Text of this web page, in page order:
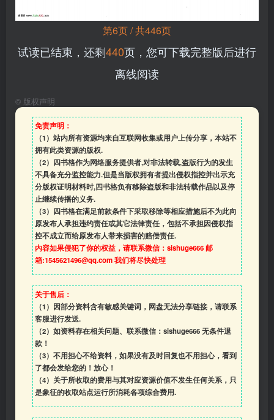
第6页 / 共446页
试读已结束，还剩440页，您可下载完整版后进行
离线阅读
© 版权声明
免责声明：
（1）站内所有资源均来自互联网收集或用户上传分享，本站不
拥有此类资源的版权.
（2）四书格作为网络服务提供者,对非法转载,盗版行为的发生
不具备充分监控能力.但是当版权拥有者提出侵权指控并出示充
分版权证明材料时,四书格负有移除盗版和非法转载作品以及停
止继续传播的义务.
（3）四书格在满足前款条件下采取移除等相应措施后不为此向
原发布人承担违约责任或其它法律责任，包括不承担因侵权指
控不成立而给原发布人带来损害的赔偿责任.
内容如果侵犯了你的权益，请联系微信：sishuge666 邮
箱:1545621496@qq.com 我们将尽快处理
关于售后：
（1）因部分资料含有敏感关键词，网盘无法分享链接，请联系
客服进行发送.
（2）如资料存在相关问题、联系微信：sishuge666 无条件退
款！
（3） 不用担心不给资料，如果没有及时回复也不用担心，看到
了都会发给您的！放心！
（4） 关于所收取的费用与其对应资源价值不发生任何关系，只
是象征的收取站点运行所消耗各项综合费用.